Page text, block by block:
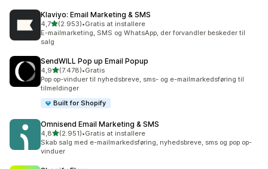
Klaviyo: Email Marketing & SMS
4,7ud af 5 stjerner
(2.953)
2953 anmeldelser i alt
•Gratis at installere
E-mailmarketing, SMS og WhatsApp, der forvandler beskeder til
salg
SendWILL Pop up Email Popup
4,9ud af 5 stjerner
(7.478)
7478 anmeldelser i alt
•Gratis
Pop op-vinduer til nyhedsbreve, sms- og e-mailmarkedsføring til
tilmeldinger
Built for Shopify
Omnisend Email Marketing & SMS
4,8ud af 5 stjerner
(2.951)
2951 anmeldelser i alt
•Gratis at installere
Skab salg med e-mailmarkedsføring, nyhedsbreve, sms og pop op-
vinduer